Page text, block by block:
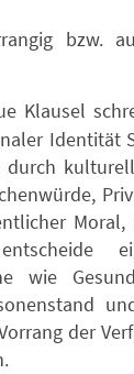
bzw.
Klausel
Identität
wie
der